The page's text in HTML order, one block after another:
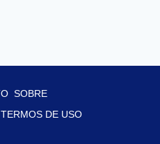
SOBRE
TERMOS DE USO